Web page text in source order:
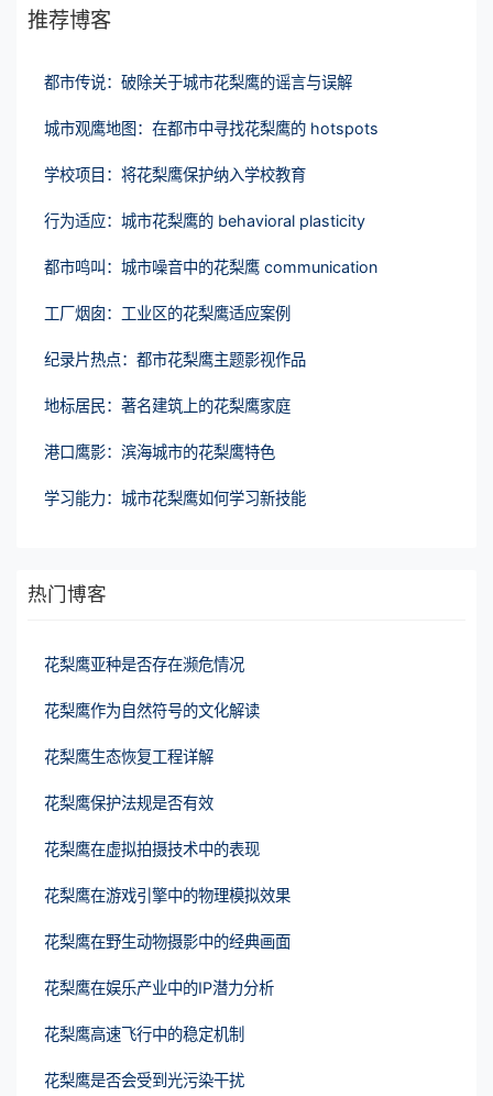
推荐博客
都市传说：破除关于城市花梨鹰的谣言与误解
城市观鹰地图：在都市中寻找花梨鹰的 hotspots
学校项目：将花梨鹰保护纳入学校教育
行为适应：城市花梨鹰的 behavioral plasticity
都市鸣叫：城市噪音中的花梨鹰 communication
工厂烟囱：工业区的花梨鹰适应案例
纪录片热点：都市花梨鹰主题影视作品
地标居民：著名建筑上的花梨鹰家庭
港口鹰影：滨海城市的花梨鹰特色
学习能力：城市花梨鹰如何学习新技能
热门博客
花梨鹰亚种是否存在濒危情况
花梨鹰作为自然符号的文化解读
花梨鹰生态恢复工程详解
花梨鹰保护法规是否有效
花梨鹰在虚拟拍摄技术中的表现
花梨鹰在游戏引擎中的物理模拟效果
花梨鹰在野生动物摄影中的经典画面
花梨鹰在娱乐产业中的IP潜力分析
花梨鹰高速飞行中的稳定机制
花梨鹰是否会受到光污染干扰